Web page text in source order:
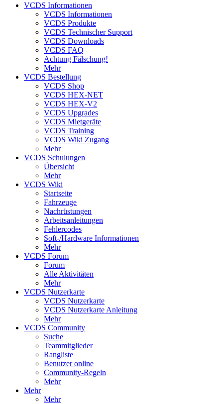
VCDS Informationen
VCDS Informationen
VCDS Produkte
VCDS Technischer Support
VCDS Downloads
VCDS FAQ
Achtung Fälschung!
Mehr
VCDS Bestellung
VCDS Shop
VCDS HEX-NET
VCDS HEX-V2
VCDS Upgrades
VCDS Mietgeräte
VCDS Training
VCDS Wiki Zugang
Mehr
VCDS Schulungen
Übersicht
Mehr
VCDS Wiki
Startseite
Fahrzeuge
Nachrüstungen
Arbeitsanleitungen
Fehlercodes
Soft-/Hardware Informationen
Mehr
VCDS Forum
Forum
Alle Aktivitäten
Mehr
VCDS Nutzerkarte
VCDS Nutzerkarte
VCDS Nutzerkarte Anleitung
Mehr
VCDS Community
Suche
Teammitglieder
Rangliste
Benutzer online
Community-Regeln
Mehr
Mehr
Mehr